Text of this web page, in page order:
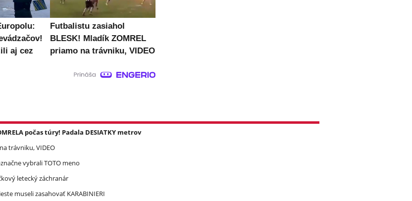
aj cez
Futbalistu zasiahol
BLESK! Mladík ZOMREL
priamo na trávniku, VIDEO
počas túry! Padala DESIATKY metrov
trávniku, VIDEO
vybrali TOTO meno
letecký záchranár
museli zasahovať KARABINIERI